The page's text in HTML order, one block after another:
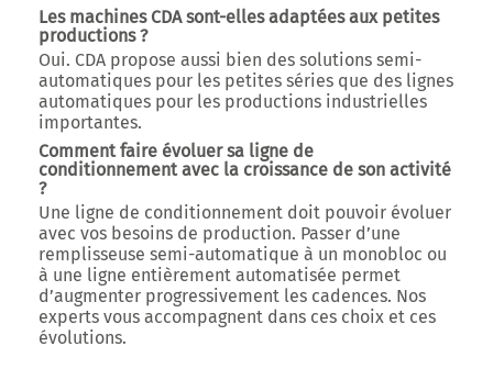
Les machines CDA sont-elles adaptées aux petites
productions ?
Oui. CDA propose aussi bien des solutions semi-
automatiques pour les petites séries que des lignes
automatiques pour les productions industrielles
importantes.
Comment faire évoluer sa ligne de
conditionnement avec la croissance de son activité
?
Une ligne de conditionnement doit pouvoir évoluer
avec vos besoins de production. Passer d’une
remplisseuse semi-automatique à un monobloc ou
à une ligne entièrement automatisée permet
d’augmenter progressivement les cadences. Nos
experts vous accompagnent dans ces choix et ces
évolutions.